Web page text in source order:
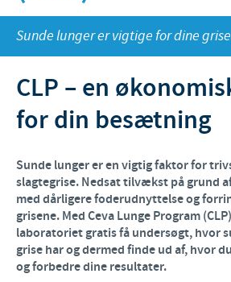
Fjerkræ
Materiale til download
KONTAKT
Ledelsen Ceva Nordic
Fjerkræ, fagspecialister
Kvæg, fagspecialister
Kæledyr, fagspecialister
Administration og marketing
Ansøg om sponsorat
Sunde lunger er vigtige for dine
CLP – en
for din besætning
Sunde lunger er en vigtig faktor for
slagtegrise. Nedsat tilvækst på grund
med dårligere foderudnyttelse og
grisene. Med Ceva Lunge Program
laboratoriet gratis få undersøgt, hvor
grise har og dermed finde ud af, hvor
og forbedre dine resultater.